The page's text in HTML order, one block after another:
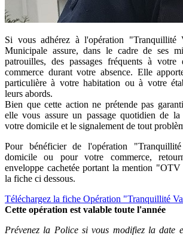
Si vous adhérez à l'opération "Tranquillité
Municipale assure, dans le cadre de ses
patrouilles, des passages fréquents à
commerce durant votre absence. Elle
particulière à votre habitation ou à votre
leurs abords.
Bien que cette action ne prétende pas
elle vous assure un passage quotidien de
votre domicile et le signalement de tout
Pour bénéficier de l'opération
domicile ou pour votre commerce,
enveloppe cachetée portant la mention
la fiche ci dessous.
Téléchargez la fiche Opération "Tranquillité
Cette opération est valable toute l'année
Prévenez la Police si vous modifiez la date